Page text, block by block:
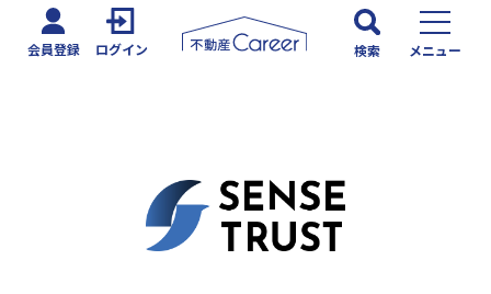
会員登録 ログイン 検索 メニュー